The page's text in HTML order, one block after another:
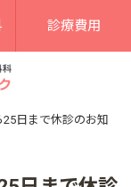
診療費用
日まで休診のお知